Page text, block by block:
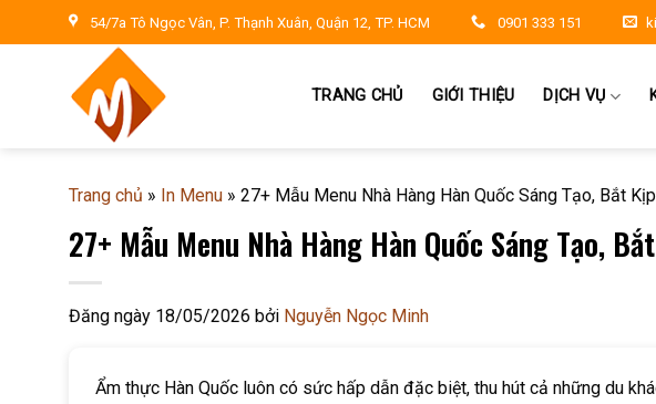
to
54/7a Tô Ngọc Vân, P. Thạnh Xuân, Quận 12, TP. HCM 0901 333 151
TRANG CHỦ GIỚI THIỆU DỊCH VỤ
Trang chủ » In Menu » 27+ Mẫu Menu Nhà Hàng Hàn Quốc Sáng Tạo, Bắt
27+ Mẫu Menu Nhà Hàng Hàn Quốc Sáng Tạo,
Đăng ngày 18/05/2026 bởi Nguyễn Ngọc Minh
Ẩm thực Hàn Quốc luôn có sức hấp dẫn đặc biệt, thu hút cả những du